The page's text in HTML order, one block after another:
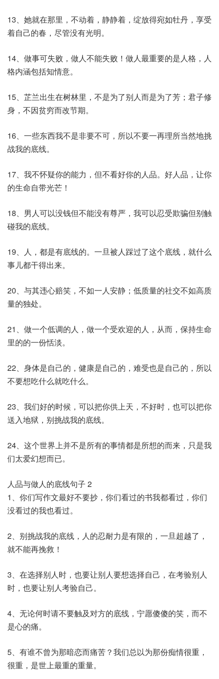
13、她就在那里，不动着，静静着，绽放得宛如牡丹，享受
着自己的春，尽管没有光明。
14、做事可失败，做人不能失败！做人最重要的是人格，人
格内涵包括知情意。
15、芷兰出生在树林里，不是为了别人而是为了芳；君子修
身，不因贫穷而改节期。
16、一些东西我不是非要不可，所以不要一再理所当然地挑
战我的底线。
17、我不怀疑你的能力，但不看好你的人品。好人品，让你
的生命自带光芒！
18、男人可以没钱但不能没有尊严，我可以忍受欺骗但别触
碰我的底线。
19、人，都是有底线的。一旦被人踩过了这个底线，就什么
事儿都干得出来。
20、与其违心赔笑，不如一人安静；低质量的社交不如高质
量的独处。
21、做一个低调的人，做一个受欢迎的人，从而，保持生命
里的的一份恬淡。
22、身体是自己的，健康是自己的，难受也是自己的，所以
不要想吃什么就吃什么。
23、我们好的时候，可以把你供上天，不好时，也可以把你
送入地狱，别挑战我的底线。
24、这个世界上并不是所有的事情都是所想的而来，只是我
们太爱幻想而已。
人品与做人的底线句子 2
1、你们写作文最好不要抄，你们看过的书我都看过，你们
没看过的我也看过。
2、别挑战我的底线，人的忍耐力是有限的，一旦超越了，
就不能再挽救！
3、在选择别人时，也要让别人要想选择自己，在考验别人
时，也要让别人考验自己。
4、无论何时请不要触及对方的底线，宁愿傻傻的笑，而不
是心的痛。
5、有谁不曾为那暗恋而痛苦？我们总以为那份痴情很重，
很重，是世上最重的重量。